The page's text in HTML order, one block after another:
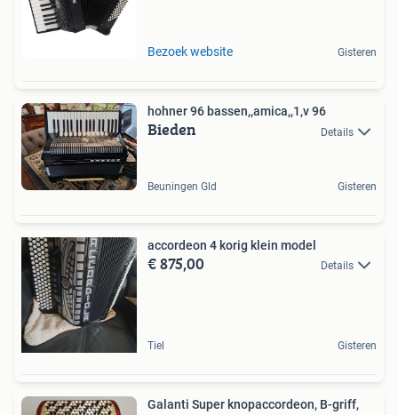
Bezoek website Gisteren
hohner 96 bassen,,amica,,1,v 96
Bieden Details
Beuningen Gld Gisteren
accordeon 4 korig klein model
€ 875,00 Details
Tiel Gisteren
Galanti Super knopaccordeon, B-griff,